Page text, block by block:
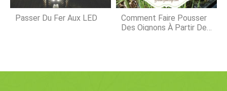
Passer Du Fer Aux LED
Comment Faire Pousser
Des Oignons À Partir De